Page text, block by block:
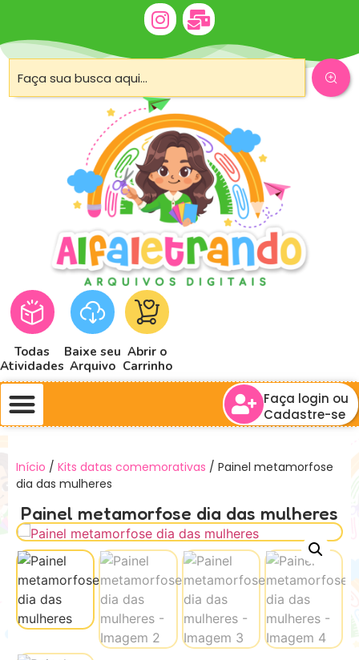
Todas
Atividades
Baixe seu
Arquivo
Abrir o
Carrinho
Faça login ou
Cadastre-se
Início / Kits datas comemorativas / Painel metamorfose
dia das mulheres
Painel metamorfose dia das mulheres